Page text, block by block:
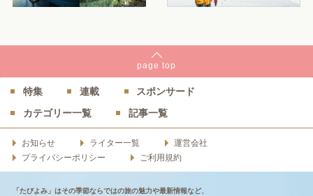
page top
特集 連載
スポンサード
カテゴリー一覧
記事一覧
お知らせ ライター一覧
運営会社
プライバシーポリシー
ご利用規約
「たびよみ」はその季節ならではの旅の魅力や最新情報など、